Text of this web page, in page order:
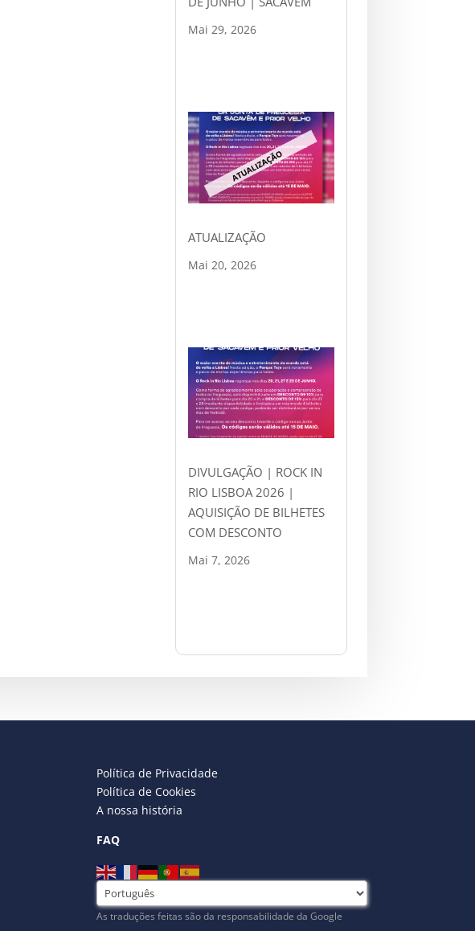
Mai 29, 2026
ATUALIZAÇÃO
Mai 20, 2026
DIVULGAÇÃO | ROCK IN
RIO LISBOA 2026 |
AQUISIÇÃO DE BILHETES
COM DESCONTO
Mai 7, 2026
Política de Privacidade
Política de Cookies
A nossa história
FAQ
As traduções feitas são da responsabilidade da Google